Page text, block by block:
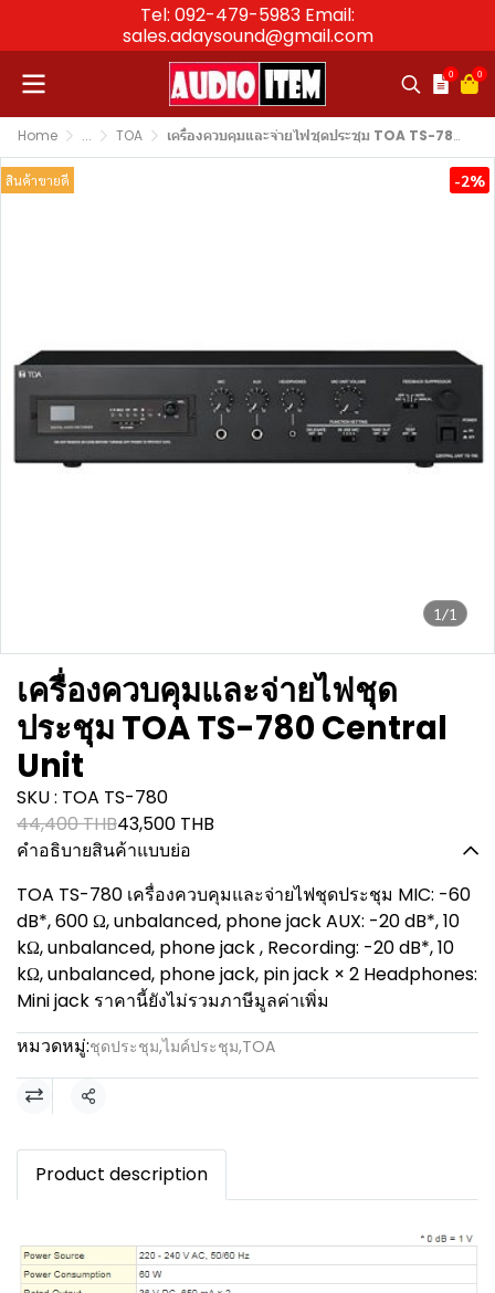
Tel: 092-479-5983 Email:
sales.adaysound@gmail.com
0 0
Home ... TOA เครื่องควบคุมและจ่ายไฟชุดประชุม TOA TS-780 Central Unit
1/1
สินค้าขายดี -2%
เครื่องควบคุมและจ่ายไฟชุด
ประชุม TOA TS-780 Central
Unit
SKU : TOA TS-780
44,400 THB43,500 THB
คำอธิบายสินค้าแบบย่อ
TOA TS-780 เครื่องควบคุมและจ่ายไฟชุดประชุม MIC: -60
dB*, 600 Ω, unbalanced, phone jack AUX: -20 dB*, 10
kΩ, unbalanced, phone jack , Recording: -20 dB*, 10
kΩ, unbalanced, phone jack, pin jack × 2 Headphones:
Mini jack ราคานี้ยังไม่รวมภาษีมูลค่าเพิ่ม
หมวดหมู่:ชุดประชุม,ไมค์ประชุม,TOA
แชร์
Product description